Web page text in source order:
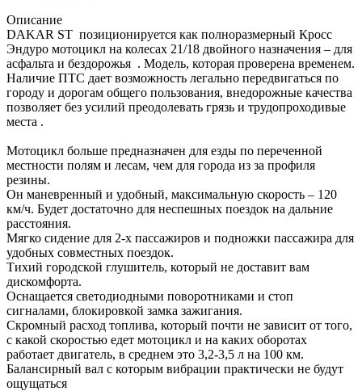
Описание
DAKAR ST позиционируется как полноразмерный Кросс
Эндуро мотоцикл на колесах 21/18 двойного назначения – для
асфальта и бездорожья . Модель, которая проверена временем.
Наличие ПТС дает возможность легально передвигаться по
городу и дорогам общего пользования, внедорожные качества
позволяет без усилий преодолевать грязь и трудопроходивые
места .
Мотоцикл больше предназначен для езды по переченной
местности полям и лесам, чем для города из за профиля
резины.
Он маневренный и удобный, максимальную скорость – 120
км/ч. Будет достаточно для неспешных поездок на дальние
расстояния.
Мягко сидение для 2-х пассажиров и подножки пассажира для
удобных совместных поездок.
Тихий городской глушитель, который не доставит вам
дискомфорта.
Оснащается светодиодными поворотниками и стоп
сигналами, блокировкой замка зажигания.
Скромный расход топлива, который почти не зависит от того,
с какой скоростью едет мотоцикл и на каких оборотах
работает двигатель, в среднем это 3,2-3,5 л на 100 км.
Балансирный вал с которым вибрации практически не будут
ощущаться